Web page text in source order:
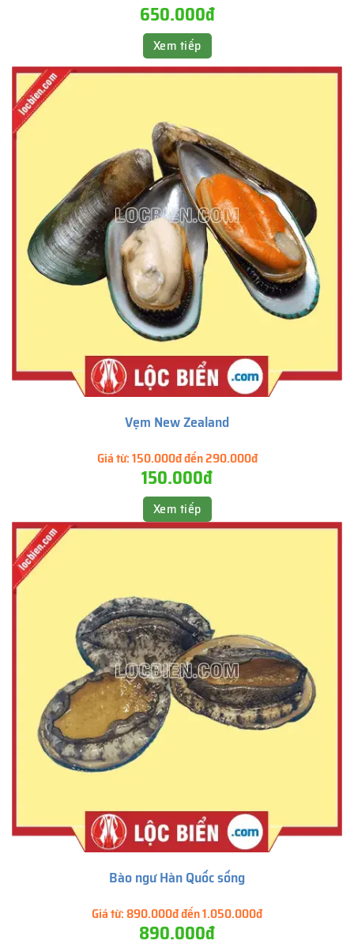
650.000đ
Xem tiếp
Vẹm New Zealand
Giá từ:150.000đ đến 290.000đ
150.000đ
Xem tiếp
Bào ngư Hàn Quốc sống
Giá từ:890.000đ đến 1.050.000đ
890.000đ